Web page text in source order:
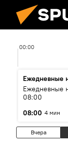
00:00
Ежедневные
Ежедневные
08:00
08:00 4 мин
Вчера